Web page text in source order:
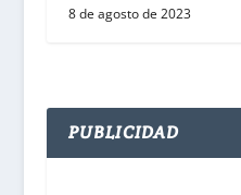
8 de agosto de 2023
PUBLICIDAD